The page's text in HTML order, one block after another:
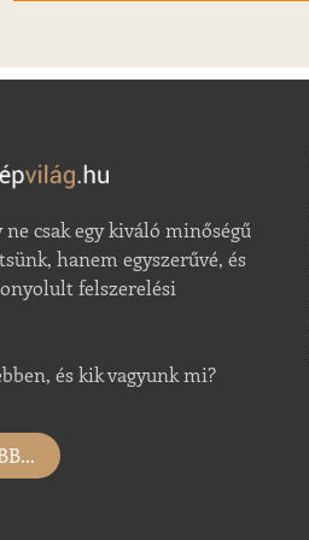
csak egy kiváló minőségű
hanem egyszerűvé, és
felszerelési
és kik vagyunk mi?